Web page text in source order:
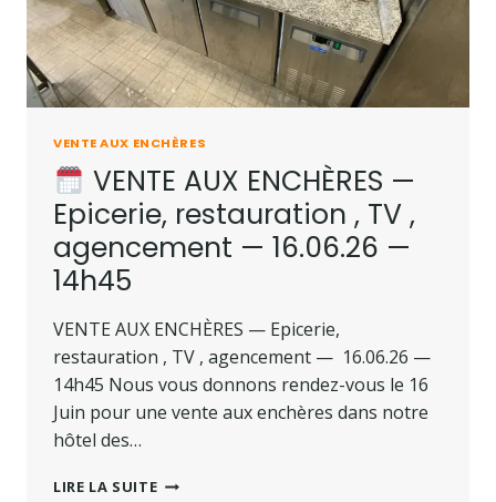
VENTE AUX ENCHÈRES
VENTE AUX ENCHÈRES —
Epicerie, restauration , TV ,
agencement — 16.06.26 —
14h45
VENTE AUX ENCHÈRES — Epicerie,
restauration , TV , agencement — 16.06.26 —
14h45 Nous vous donnons rendez-vous le 16
Juin pour une vente aux enchères dans notre
hôtel des…
LIRE LA SUITE